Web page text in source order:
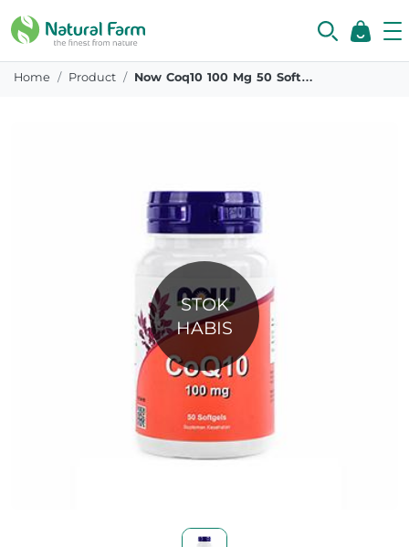
Home Product Now Coq10 100 Mg 50 Softgel
STOK
HABIS